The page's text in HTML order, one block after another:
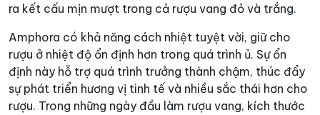
ra kết cấu mịn mượt trong cả rượu vang đỏ và trắng.
Amphora có khả năng cách nhiệt tuyệt vời, giữ cho
rượu ở nhiệt độ ổn định hơn trong quá trình ủ. Sự ổn
định này hỗ trợ quá trình trưởng thành chậm, thúc đẩy
sự phát triển hương vị tinh tế và nhiều sắc thái hơn cho
rượu. Trong những ngày đầu làm rượu vang, kích thước